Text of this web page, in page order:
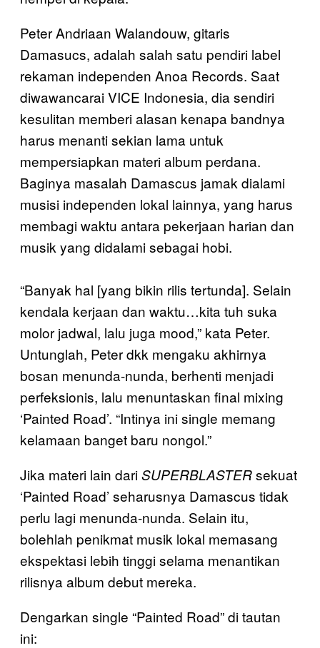
Peter Andriaan Walandouw, gitaris
Damasucs, adalah salah satu pendiri label
rekaman independen Anoa Records. Saat
diwawancarai VICE Indonesia, dia sendiri
kesulitan memberi alasan kenapa bandnya
harus menanti sekian lama untuk
mempersiapkan materi album perdana.
Baginya masalah Damascus jamak dialami
musisi independen lokal lainnya, yang harus
membagi waktu antara pekerjaan harian dan
musik yang didalami sebagai hobi.
“Banyak hal [yang bikin rilis tertunda]. Selain
kendala kerjaan dan waktu…kita tuh suka
molor jadwal, lalu juga mood,” kata Peter.
Untunglah, Peter dkk mengaku akhirnya
bosan menunda-nunda, berhenti menjadi
perfeksionis, lalu menuntaskan final mixing
‘Painted Road’. “Intinya ini single memang
kelamaan banget baru nongol.”
Jika materi lain dariSUPERBLASTERsekuat
‘Painted Road’ seharusnya Damascus tidak
perlu lagi menunda-nunda. Selain itu,
bolehlah penikmat musik lokal memasang
ekspektasi lebih tinggi selama menantikan
rilisnya album debut mereka.
Dengarkan single “Painted Road” di tautan
ini: